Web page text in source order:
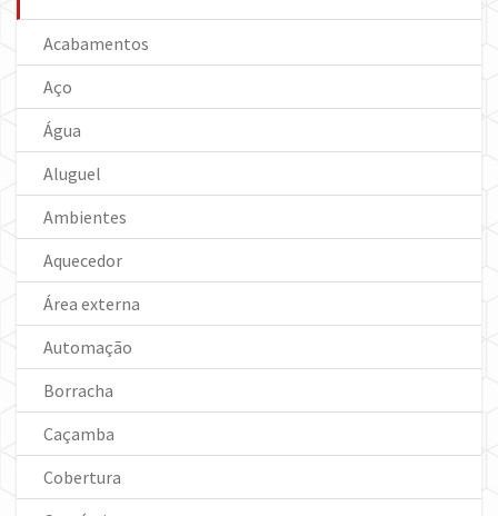
Acabamentos
Aço
Água
Aluguel
Ambientes
Aquecedor
Área externa
Automação
Borracha
Caçamba
Cobertura